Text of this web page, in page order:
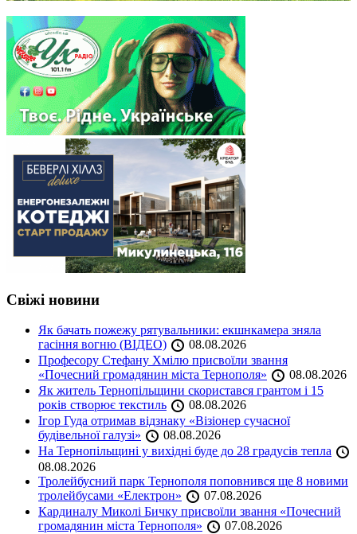
Свіжі новини
Як бачать пожежу рятувальники: екшнкамера зняла
гасіння вогню (ВІДЕО)
08.08.2026
Професору Стефану Хмілю присвоїли звання
«Почесний громадянин міста Тернополя»
08.08.2026
Як житель Тернопільщини скористався грантом і 15
років створює текстиль
08.08.2026
Ігор Гуда отримав відзнаку «Візіонер сучасної
будівельної галузі»
08.08.2026
На Тернопільщині у вихідні буде до 28 градусів тепла
08.08.2026
Тролейбусний парк Тернополя поповнився ще 8 новими
тролейбусами «Електрон»
07.08.2026
Кардиналу Миколі Бичку присвоїли звання «Почесний
громадянин міста Тернополя»
07.08.2026